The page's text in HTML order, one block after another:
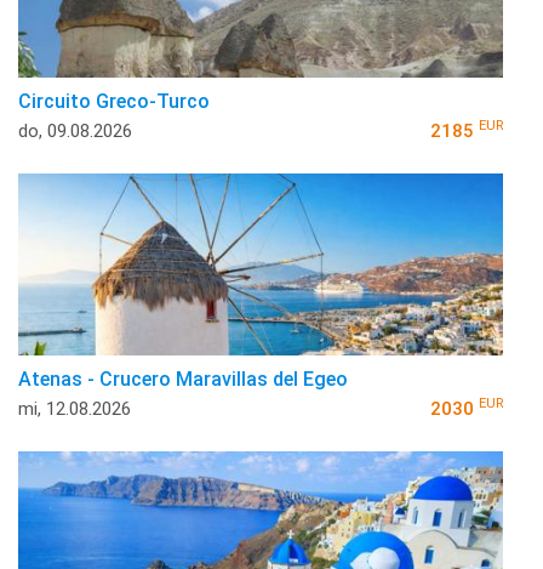
Circuito Greco-Turco
do, 09.08.2026 2185 EUR
Atenas - Crucero Maravillas del Egeo
mi, 12.08.2026 2030 EUR